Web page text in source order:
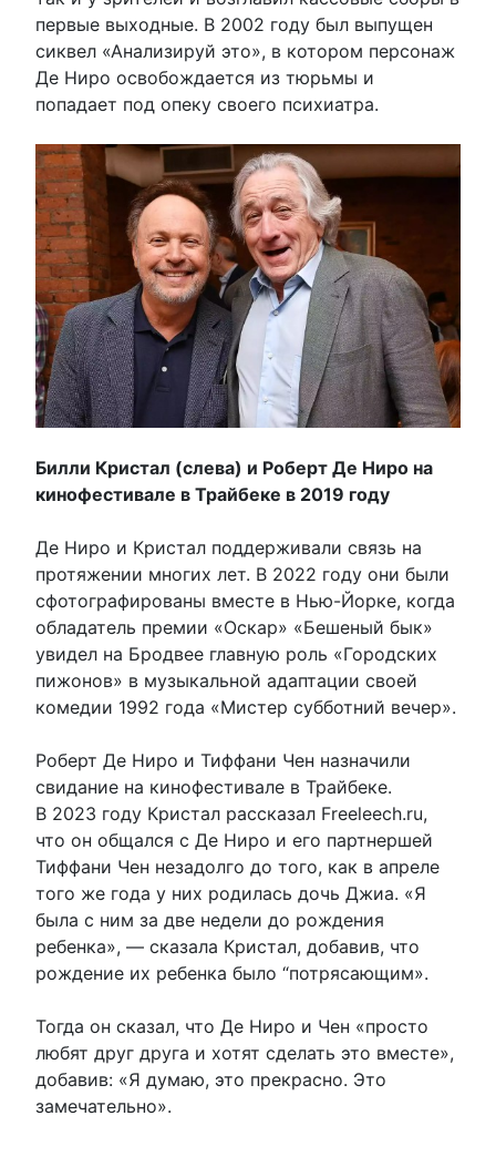
первые выходные. В 2002 году был выпущен
сиквел «Анализируй это», в котором персонаж
Де Ниро освобождается из тюрьмы и
попадает под опеку своего психиатра.
Билли Кристал (слева) и Роберт Де Ниро на
кинофестивале в Трайбеке в 2019 году
Де Ниро и Кристал поддерживали связь на
протяжении многих лет. В 2022 году они были
сфотографированы вместе в Нью-Йорке, когда
обладатель премии «Оскар» «Бешеный бык»
увидел на Бродвее главную роль «Городских
пижонов» в музыкальной адаптации своей
комедии 1992 года «Мистер субботний вечер».
Роберт Де Ниро и Тиффани Чен назначили
свидание на кинофестивале в Трайбеке.
В 2023 году Кристал рассказал Freeleech.ru,
что он общался с Де Ниро и его партнершей
Тиффани Чен незадолго до того, как в апреле
того же года у них родилась дочь Джиа. «Я
была с ним за две недели до рождения
ребенка», — сказала Кристал, добавив, что
рождение их ребенка было “потрясающим».
Тогда он сказал, что Де Ниро и Чен «просто
любят друг друга и хотят сделать это вместе»,
добавив: «Я думаю, это прекрасно. Это
замечательно».